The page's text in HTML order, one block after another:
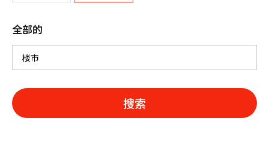
全部的
搜索